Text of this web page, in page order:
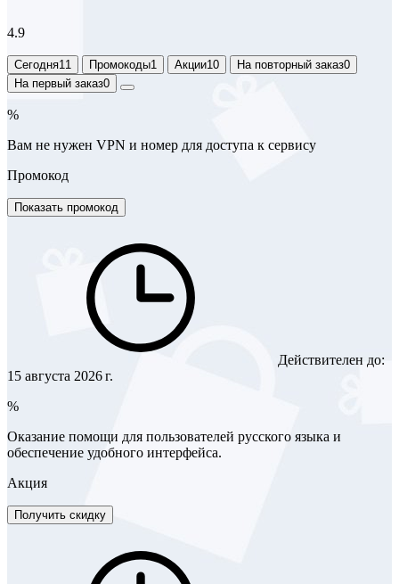
4.9
Сегодня11 Промокоды1 Акции10 На повторный заказ0
На первый заказ0
%
Вам не нужен VPN и номер для доступа к сервису
Промокод
Показать промокод
Действителен до:
15 августа 2026 г.
%
Оказание помощи для пользователей русского языка и
обеспечение удобного интерфейса.
Акция
Получить скидку